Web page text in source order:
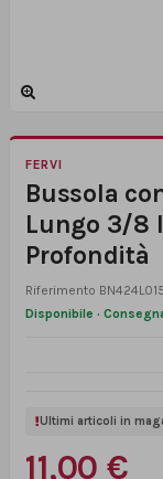
FERVI
Bussola
Lungo 3/8
Profondità
Riferimento
Disponibile ·
Ultimi articoli in
11,00 €